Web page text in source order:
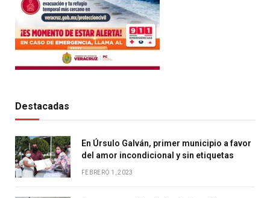
Destacadas
En Úrsulo Galván, primer municipio a favor
del amor incondicional y sin etiquetas
FEBRERO 1, 2023